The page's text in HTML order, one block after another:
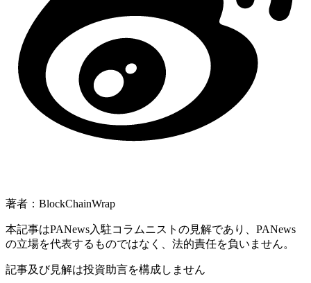
著者：BlockChainWrap
本記事はPANews入駐コラムニストの見解であり、PANews
の立場を代表するものではなく、法的責任を負いません。
記事及び見解は投資助言を構成しません